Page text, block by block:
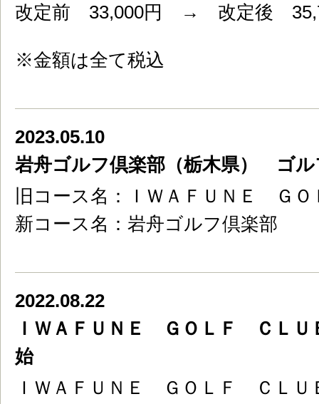
改定前 33,000円 → 改定後
※金額は全て税込
2023.05.10
岩舟ゴルフ倶楽部（栃木県） ゴル
旧コース名：ＩＷＡＦＵＮＥ Ｇ
新コース名：岩舟ゴルフ倶楽部
2022.08.22
ＩＷＡＦＵＮＥ ＧＯＬＦ ＣＬ
始
ＩＷＡＦＵＮＥ ＧＯＬＦ ＣＬＵ